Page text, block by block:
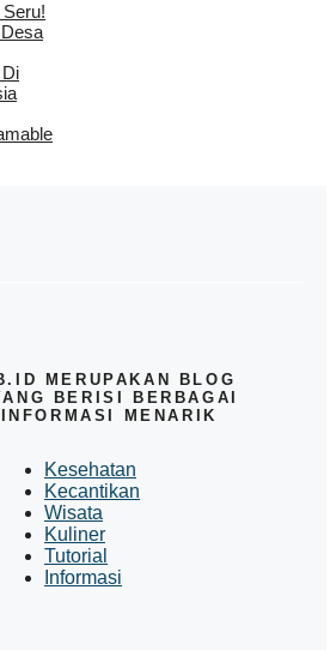
MERUPAKAN BLOG
BERISI BERBAGAI
MENARIK
Kesehatan
Kecantikan
Wisata
Kuliner
Tutorial
Informasi